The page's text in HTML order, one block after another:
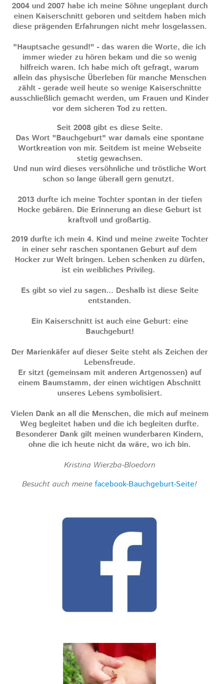
2004 und 2007 habe ich meine Söhne ungeplant durch
einen Kaiserschnitt geboren und seitdem haben mich
diese prägenden Erfahrungen nicht mehr losgelassen.
"Hauptsache gesund!" - das waren die Worte, die ich
immer wieder zu hören bekam und die so wenig
hilfreich waren. Ich habe mich oft gefragt, warum
allein das physische Überleben für manche Menschen
zählt - gerade weil heute so wenige Kaiserschnitte
ausschließlich gemacht werden, um Frauen und Kinder
vor dem sicheren Tod zu retten.
Seit 2008 gibt es diese Seite.
Das Wort "Bauchgeburt" war damals eine spontane
Wortkreation von mir. Seitdem ist meine Webseite
stetig gewachsen.
Und nun wird dieses versöhnliche und tröstliche Wort
schon so lange überall gern genutzt.
2013 durfte ich meine Tochter spontan in der tiefen
Hocke gebären. Die Erinnerung an diese Geburt ist
kraftvoll und großartig.
2019 durfte ich mein 4. Kind und meine zweite Tochter
in einer sehr raschen spontanen Geburt auf dem
Hocker zur Welt bringen. Leben schenken zu dürfen,
ist ein weibliches Privileg.
Es gibt so viel zu sagen... Deshalb ist diese Seite
entstanden.
Ein Kaiserschnitt ist auch eine Geburt: eine
Bauchgeburt!
Der Marienkäfer auf dieser Seite steht als Zeichen der
Lebensfreude.
Er sitzt (gemeinsam mit anderen Artgenossen) auf
einem Baumstamm, der einen wichtigen Abschnitt
unseres Lebens symbolisiert.
Vielen Dank an all die Menschen, die mich auf meinem
Weg begleitet haben und die ich begleiten durfte.
Besonderer Dank gilt meinen wunderbaren Kindern,
ohne die ich heute nicht da wäre, wo ich bin.
Kristina Wierzba-Bloedorn
Besucht auch meine facebook-Bauchgeburt-Seite!